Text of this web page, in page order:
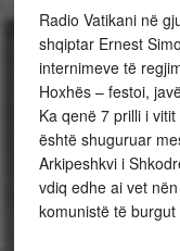
Radio Vatikani në
shqiptar Ernest
internimeve të
Hoxhës – festoi,
Ka qenë 7 prilli i
është shuguruar
Arkipeshkvi i
vdiq edhe ai vet
komunistë të